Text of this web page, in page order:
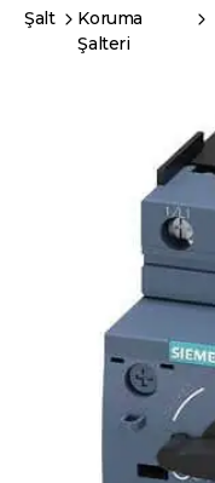
Şalt
Koruma
Şalteri